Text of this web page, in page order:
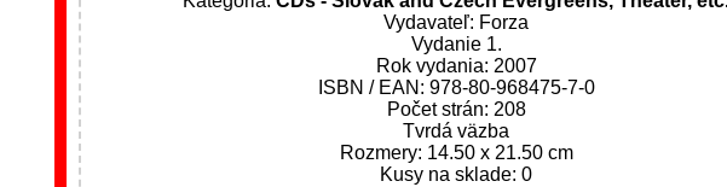
Vydavateľ: Forza
Vydanie 1.
Rok vydania: 2007
ISBN / EAN: 978-80-968475-7-0
Počet strán: 208
Tvrdá väzba
Rozmery: 14.50 x 21.50 cm
Kusy na sklade: 0